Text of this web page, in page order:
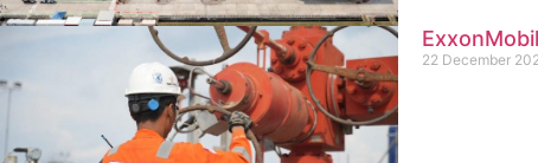
22 December